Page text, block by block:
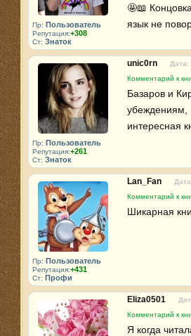
Пр: Пользователь
Репутация:+308
Ст: Знаток
🤩📖
язык не
Пр: Пользователь
Репутация:+261
Ст: Знаток
unic0rn
Дата:
Комментарий к
Базаров и
убеждениям,
интересная
Пр: Пользователь
Репутация:+431
Ст: Профи
Lan_Fan
Комментарий к
Шикарная
Eliza0501
Комментарий к
Я когда